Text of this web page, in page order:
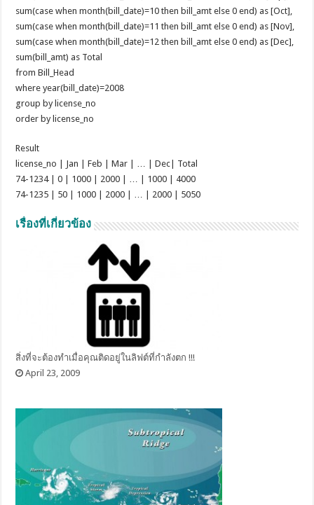
sum(case when month(bill_date)=10 then bill_amt else 0 end) as [Oct],
sum(case when month(bill_date)=11 then bill_amt else 0 end) as [Nov],
sum(case when month(bill_date)=12 then bill_amt else 0 end) as [Dec],
sum(bill_amt) as Total
from Bill_Head
where year(bill_date)=2008
group by license_no
order by license_no
Result
license_no | Jan | Feb | Mar | … | Dec| Total
74-1234 | 0 | 1000 | 2000 | … | 1000 | 4000
74-1235 | 50 | 1000 | 2000 | … | 2000 | 5050
เรื่องที่เกี่ยวข้อง
สิ่งที่จะต้องทำเมื่อคุณติดอยู่ในลิฟต์ที่กำลังตก !!!
April 23, 2009